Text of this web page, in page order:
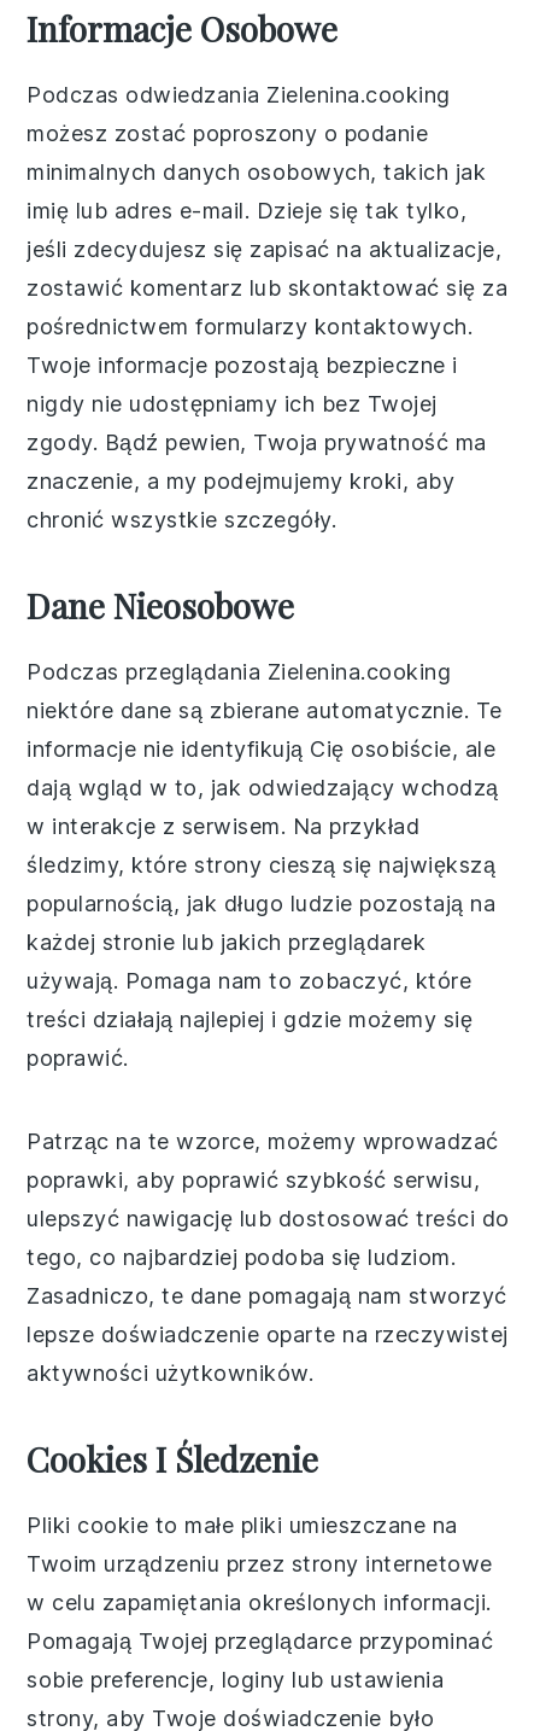
Informacje Osobowe
Podczas odwiedzania Zielenina.cooking
możesz zostać poproszony o podanie
minimalnych danych osobowych, takich jak
imię lub adres e-mail. Dzieje się tak tylko,
jeśli zdecydujesz się zapisać na aktualizacje,
zostawić komentarz lub skontaktować się za
pośrednictwem formularzy kontaktowych.
Twoje informacje pozostają bezpieczne i
nigdy nie udostępniamy ich bez Twojej
zgody. Bądź pewien, Twoja prywatność ma
znaczenie, a my podejmujemy kroki, aby
chronić wszystkie szczegóły.
Dane Nieosobowe
Podczas przeglądania Zielenina.cooking
niektóre dane są zbierane automatycznie. Te
informacje nie identyfikują Cię osobiście, ale
dają wgląd w to, jak odwiedzający wchodzą
w interakcje z serwisem. Na przykład
śledzimy, które strony cieszą się największą
popularnością, jak długo ludzie pozostają na
każdej stronie lub jakich przeglądarek
używają. Pomaga nam to zobaczyć, które
treści działają najlepiej i gdzie możemy się
poprawić.
Patrząc na te wzorce, możemy wprowadzać
poprawki, aby poprawić szybkość serwisu,
ulepszyć nawigację lub dostosować treści do
tego, co najbardziej podoba się ludziom.
Zasadniczo, te dane pomagają nam stworzyć
lepsze doświadczenie oparte na rzeczywistej
aktywności użytkowników.
Cookies I Śledzenie
Pliki cookie to małe pliki umieszczane na
Twoim urządzeniu przez strony internetowe
w celu zapamiętania określonych informacji.
Pomagają Twojej przeglądarce przypominać
sobie preferencje, loginy lub ustawienia
strony, aby Twoje doświadczenie było